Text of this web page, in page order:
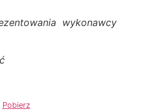
wykonawcy
Pobierz